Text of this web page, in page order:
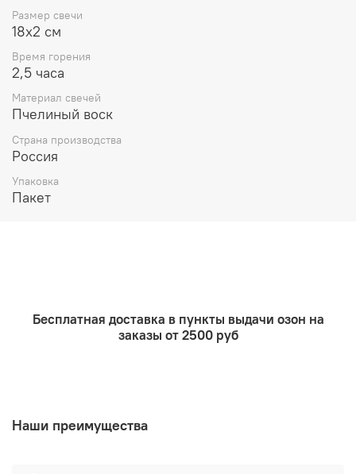
Состав: пчелиный воск, тысячелистник, мята, лист
смородины, апельсин
Размер 18х2 см
Размер свечи
18х2 см
Время горения
2,5 часа
Материал свечей
Пчелиный воск
Страна производства
Россия
Упаковка
Пакет
Бесплатная доставка в пункты выдачи озон на
заказы от 2500 руб
Наши преимущества